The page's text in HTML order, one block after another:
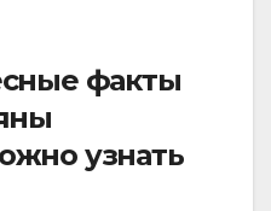
факты
узнать